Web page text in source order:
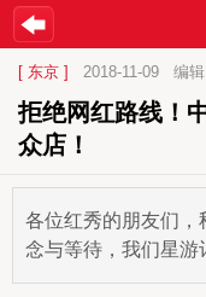
[ 东京 ] 2018-11-09 编
拒绝网红路线！
众店！
各位红秀的朋友们，
念与等待，我们星游